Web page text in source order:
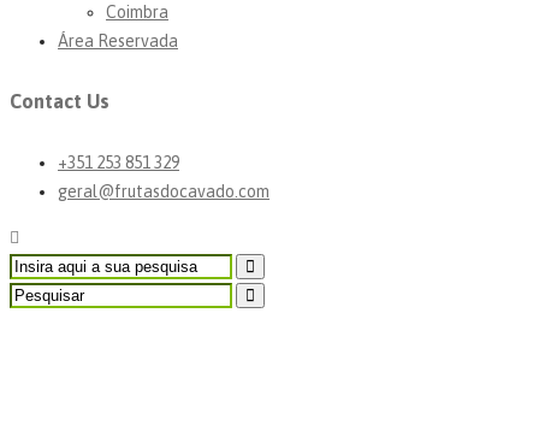
Coimbra
Área Reservada
Contact Us
+351 253 851 329
geral@frutasdocavado.com